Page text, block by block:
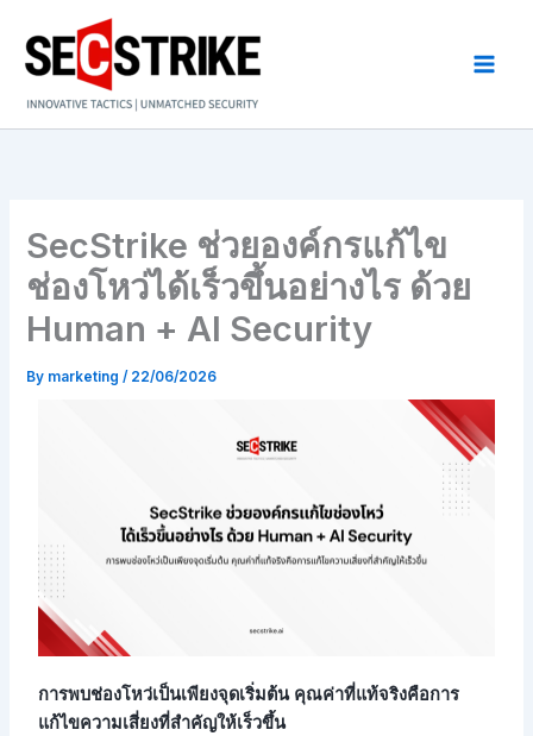
content
SecStrike ช่วยองค์กรแก้ไข
ช่องโหว่ได้เร็วขึ้นอย่างไร ด้วย
Human + AI Security
By marketing/ 22/06/2026
การพบช่องโหว่เป็นเพียงจุดเริ่มต้น คุณค่าที่แท้จริงคือการ
แก้ไขความเสี่ยงที่สำคัญให้เร็วขึ้น